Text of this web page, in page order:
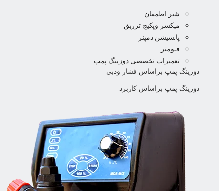
شیر اطمینان
میکسر وپکیج تزریق
پالسیشن دمپنر
فلومتر
تعمیرات تخصصی دوزینگ پمپ
دوزینگ پمپ براساس فشار ودبی
دوزینگ پمپ براساس کاربرد